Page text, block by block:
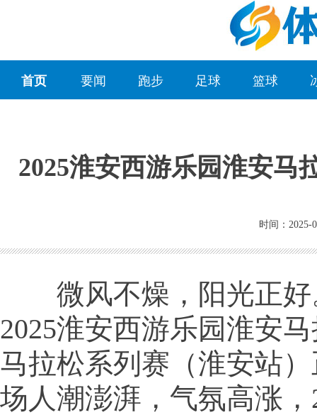
首页 要闻 跑步 足球 篮球
2025淮安西游乐园淮安马
时间：2025-
微风不燥，阳光正好
2025淮安西游乐园淮安
马拉松系列赛（淮安站
场人潮澎湃，气氛高涨，